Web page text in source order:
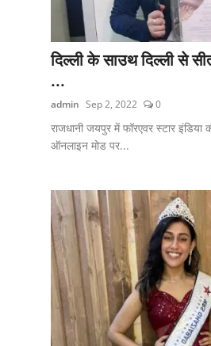
लाइफस्टाइल
टेक्नोलॉजी
English
दिल्ली के साउथ दिल्ली से
...
admin Sep 2, 2022 0
राजधानी जयपुर में फॉरएवर स्टार
ऑनलाइन मोड पर...